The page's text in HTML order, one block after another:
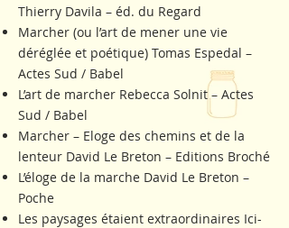
Thierry Davila – éd. du Regard
Marcher (ou l’art de mener une vie
déréglée et poétique) Tomas Espedal –
Actes Sud / Babel
L’art de marcher Rebecca Solnit – Actes
Sud / Babel
Marcher – Eloge des chemins et de la
lenteur David Le Breton – Editions Broché
L’éloge de la marche David Le Breton –
Poche
Les paysages étaient extraordinaires Ici-